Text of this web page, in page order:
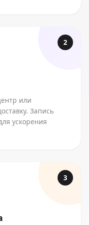
2
или
Запись
ускорения
3